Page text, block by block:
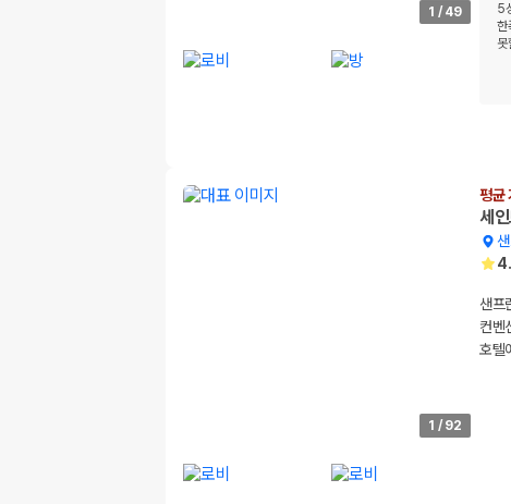
1 / 49
5
한
못
1 / 92
평균
세
샌프
컨벤
호텔